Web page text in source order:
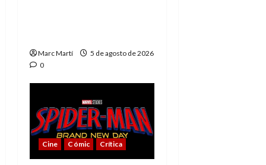
Marc Martí
5 de agosto de 2026
0
Cine Cómic Crítica